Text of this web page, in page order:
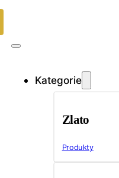
Kategorie
Zlato
Produkty